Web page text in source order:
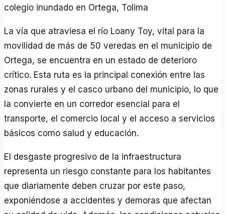
colegio inundado en Ortega, Tolima
La vía que atraviesa el río Loany Toy, vital para la
movilidad de más de 50 veredas en el municipio de
Ortega, se encuentra en un estado de deterioro
crítico. Esta ruta es la principal conexión entre las
zonas rurales y el casco urbano del municipio, lo que
la convierte en un corredor esencial para el
transporte, el comercio local y el acceso a servicios
básicos como salud y educación.
El desgaste progresivo de la infraestructura
representa un riesgo constante para los habitantes
que diariamente deben cruzar por este paso,
exponiéndose a accidentes y demoras que afectan